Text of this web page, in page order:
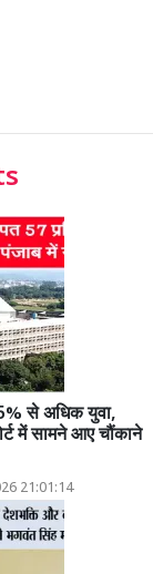
से अधिक युवा,
में सामने आए चौंकाने
21:01:14